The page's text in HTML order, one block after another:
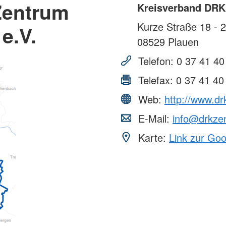
Kreisverband
Kurze Straße 18 -
08529 Plauen
Telefon: 0 37 41
Telefax: 0 37 41
Web: http://
E-Mail:
Karte: Link zur